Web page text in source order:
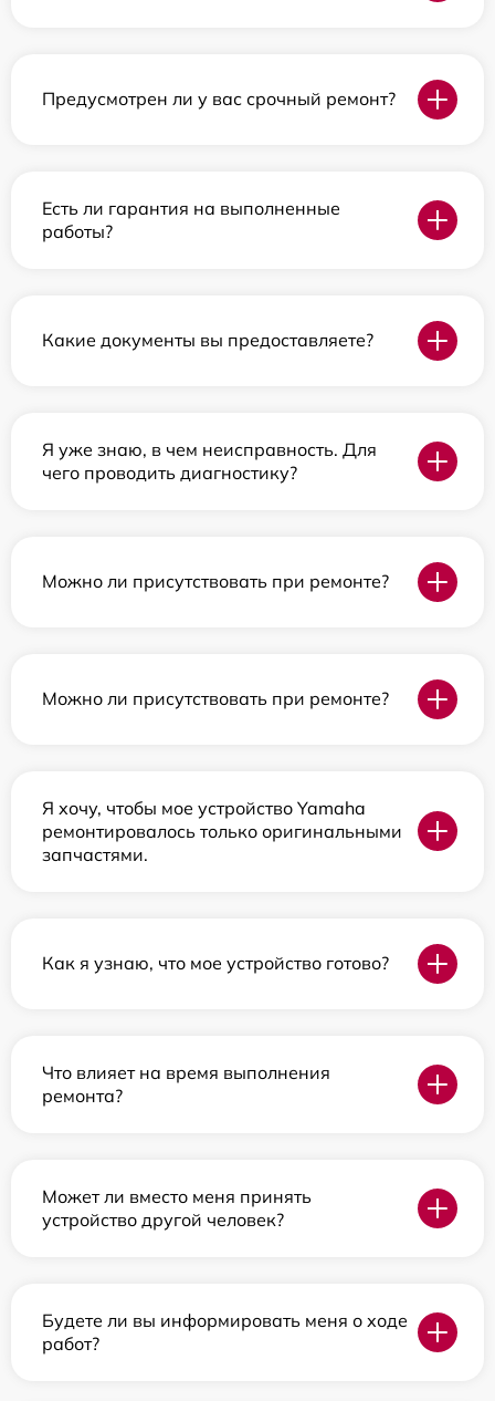
Предусмотрен ли у вас срочный ремонт?
Есть ли гарантия на выполненные
работы?
Какие документы вы предоставляете?
Я уже знаю, в чем неисправность. Для
чего проводить диагностику?
Можно ли присутствовать при ремонте?
Можно ли присутствовать при ремонте?
Я хочу, чтобы мое устройство Yamaha
ремонтировалось только оригинальными
запчастями.
Как я узнаю, что мое устройство готово?
Что влияет на время выполнения
ремонта?
Может ли вместо меня принять
устройство другой человек?
Будете ли вы информировать меня о ходе
работ?